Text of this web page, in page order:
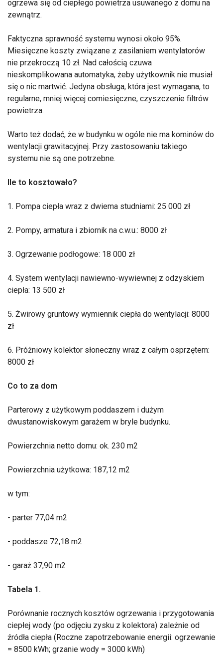
ogrzewa się od ciepłego powietrza usuwanego z domu na
zewnątrz.
Faktyczna sprawność systemu wynosi około 95%.
Miesięczne koszty związane z zasilaniem wentylatorów
nie przekroczą 10 zł. Nad całością czuwa
nieskomplikowana automatyka, żeby użytkownik nie musiał
się o nic martwić. Jedyna obsługa, która jest wymagana, to
regularne, mniej więcej comiesięczne, czyszczenie filtrów
powietrza.
Warto też dodać, że w budynku w ogóle nie ma kominów do
wentylacji grawitacyjnej. Przy zastosowaniu takiego
systemu nie są one potrzebne.
Ile to kosztowało?
1. Pompa ciepła wraz z dwiema studniami: 25 000 zł
2. Pompy, armatura i zbiornik na c.w.u.: 8000 zł
3. Ogrzewanie podłogowe: 18 000 zł
4. System wentylacji nawiewno-wywiewnej z odzyskiem
ciepła: 13 500 zł
5. Żwirowy gruntowy wymiennik ciepła do wentylacji: 8000
zł
6. Próżniowy kolektor słoneczny wraz z całym osprzętem:
8000 zł
Co to za dom
Parterowy z użytkowym poddaszem i dużym
dwustanowiskowym garażem w bryle budynku.
Powierzchnia netto domu: ok. 230 m2
Powierzchnia użytkowa: 187,12 m2
w tym:
- parter 77,04 m2
- poddasze 72,18 m2
- garaż 37,90 m2
Tabela 1.
Porównanie rocznych kosztów ogrzewania i przygotowania
ciepłej wody (po odjęciu zysku z kolektora) zależnie od
źródła ciepła (Roczne zapotrzebowanie energii: ogrzewanie
= 8500 kWh; grzanie wody = 3000 kWh)